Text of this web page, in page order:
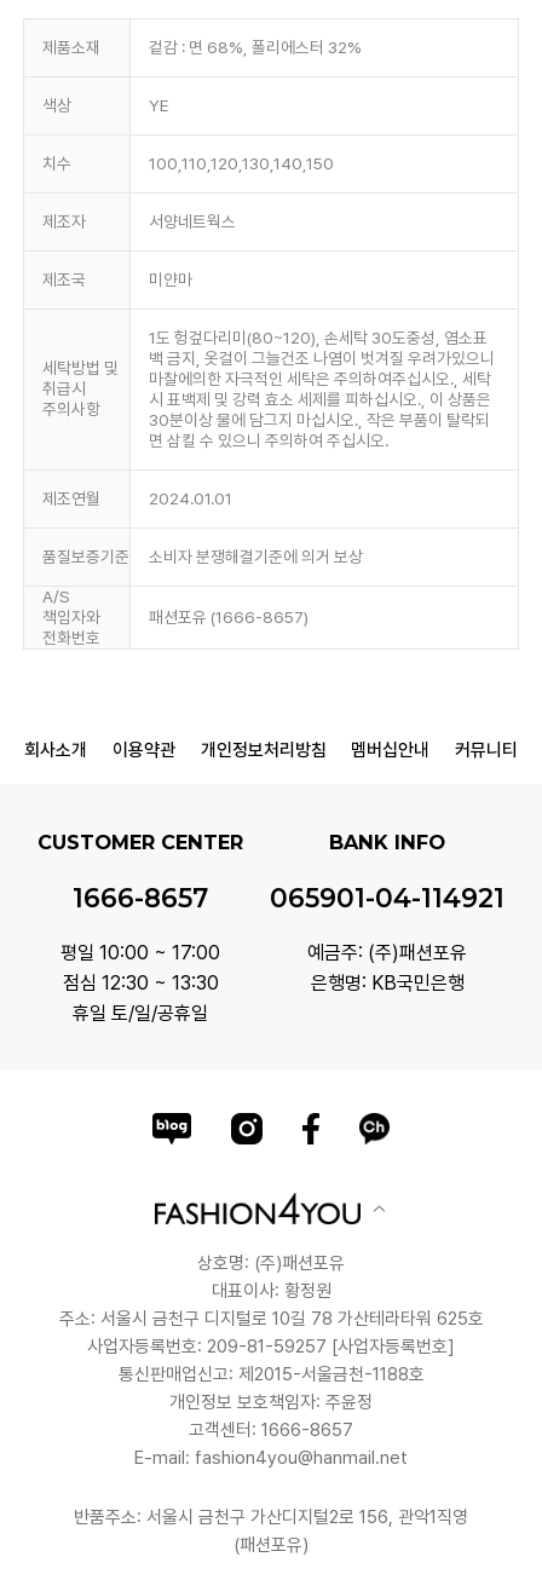
제품소재 겉감 : 면 68%, 폴리에스터 32%
색상 YE
치수 100,110,120,130,140,150
제조자 서양네트웍스
제조국 미얀마
세탁방법 및
취급시
주의사항
1도 헝겊다리미(80~120), 손세탁 30도중성, 염소표
백 금지, 옷걸이 그늘건조 나염이 벗겨질 우려가있으니
마찰에의한 자극적인 세탁은 주의하여주십시오., 세탁
시 표백제 및 강력 효소 세제를 피하십시오., 이 상품은
30분이상 물에 담그지 마십시오., 작은 부품이 탈락되
면 삼킬 수 있으니 주의하여 주십시오.
제조연월 2024.01.01
품질보증기준 소비자 분쟁해결기준에 의거 보상
A/S
책임자와
전화번호
패션포유 (1666-8657)
회사소개 이용약관 개인정보처리방침 멤버십안내 커뮤니티
CUSTOMER CENTER
1666-8657
평일 10:00 ~ 17:00
점심 12:30 ~ 13:30
휴일 토/일/공휴일
BANK INFO
065901-04-114921
예금주: (주)패션포유
은행명: KB국민은행
상호명: (주)패션포유
대표이사: 황정원
주소: 서울시 금천구 디지털로 10길 78 가산테라타워 625호
사업자등록번호: 209-81-59257 [사업자등록번호]
통신판매업신고: 제2015-서울금천-1188호
개인정보 보호책임자: 주윤정
고객센터: 1666-8657
E-mail: fashion4you@hanmail.net
반품주소: 서울시 금천구 가산디지털2로 156, 관악1직영
(패션포유)